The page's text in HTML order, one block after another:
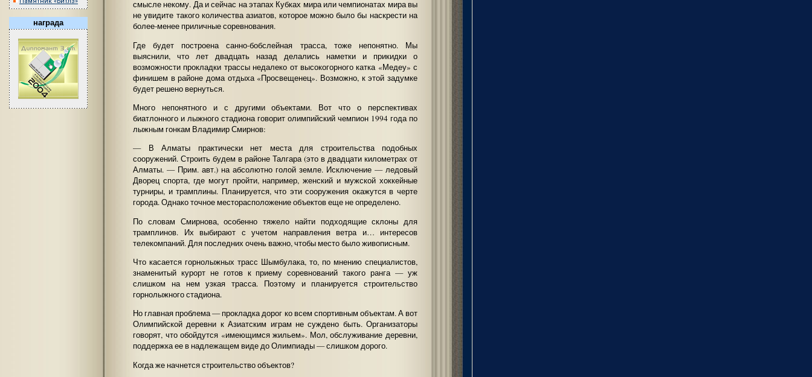
награда
смысле некому. Да и сейчас на этапах Кубках мира или чемпионатах мира вы
не увидите такого количества азиатов, которое можно было бы наскрести на
более-менее приличные соревнования.
Где будет построена санно-бобслейная трасса, тоже непонятно. Мы
выяснили, что лет двадцать назад делались наметки и прикидки о
возможности прокладки трассы недалеко от высокогорного катка «Медеу» с
финишем в районе дома отдыха «Просвещенец». Возможно, к этой задумке
будет решено вернуться.
Много непонятного и с другими объектами. Вот что о перспективах
биатлонного и лыжного стадиона говорит олимпийский чемпион 1994 года по
лыжным гонкам Владимир Смирнов:
— В Алматы практически нет места для строительства подобных
сооружений. Строить будем в районе Талгара (это в двадцати километрах от
Алматы. — Прим. авт.) на абсолютно голой земле. Исключение — ледовый
Дворец спорта, где могут пройти, например, женский и мужской хоккейные
турниры, и трамплины. Планируется, что эти сооружения окажутся в черте
города. Однако точное месторасположение объектов еще не определено.
По словам Смирнова, особенно тяжело найти подходящие склоны для
трамплинов. Их выбирают с учетом направления ветра и… интересов
телекомпаний. Для последних очень важно, чтобы место было живописным.
Что касается горнолыжных трасс Шымбулака, то, по мнению специалистов,
знаменитый курорт не готов к приему соревнований такого ранга — уж
слишком на нем узкая трасса. Поэтому и планируется строительство
горнолыжного стадиона.
Но главная проблема — прокладка дорог ко всем спортивным объектам. А вот
Олимпийской деревни к Азиатским играм не суждено быть. Организаторы
говорят, что обойдутся «имеющимся жильем». Мол, обслуживание деревни,
поддержка ее в надлежащем виде до Олимпиады — слишком дорого.
Когда же начнется строительство объектов?